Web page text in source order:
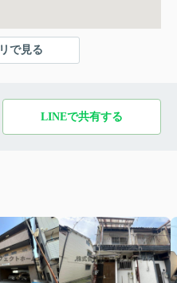
で見る
LINEで共有する